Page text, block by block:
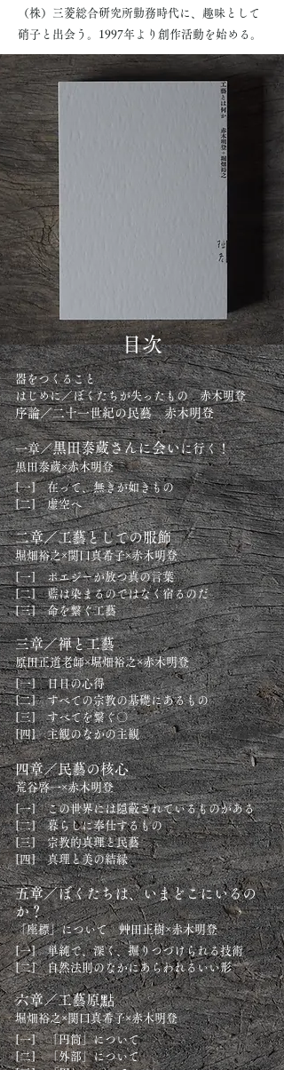
（株）三菱総合研究所勤務時代に、趣味として
硝子と出会う。1997年より創作活動を始める。
器をつくること
はじめに／ぼくたちが失ったもの 赤木明登
序論／二十一世紀の民藝 赤木明登
一章／黒田泰蔵さんに会いに行く！
黒田泰蔵×赤木明登
[一] 在って、無きが如きもの
[二] 虚空へ
二章／工藝としての服飾
堀畑裕之×関口真希子×赤木明登
[一] ポエジーが放つ真の言葉
[二] 藍は染まるのではなく宿るのだ
[三] 命を繋ぐ工藝
三章／禅と工藝
原田正道老師×堀畑裕之×赤木明登
[一] 日日の心得
[二] すべての宗教の基礎にあるもの
[三] すべてを繋ぐ〇
[四] 主観のなかの主観
四章／民藝の核心
荒谷啓一×赤木明登
[一] この世界には隠蔽されているものがある
[二] 暮らしに奉仕するもの
[三] 宗教的真理と民藝
[四] 真理と美の結縁
五章／ぼくたちは、いまどこにいるの
か？
「座標」について 艸田正樹×赤木明登
[一] 単純で、深く、掘りつづけられる技術
[二] 自然法則のなかにあらわれるいい形
六章／工藝原點
堀畑裕之×関口真希子×赤木明登
[一] 「円筒」について
[二] 「外部」について
目次